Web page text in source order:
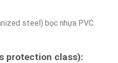
steel) bọc nhựa PVC
protection class):